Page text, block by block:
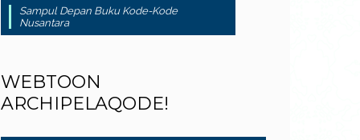
Sampul Depan Buku Kode-Kode
Nusantara
WEBTOON
ARCHIPELAQODE!